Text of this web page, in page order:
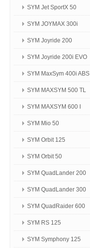
SYM Jet SportX 50
SYM JOYMAX 300i
SYM Joyride 200
SYM Joyride 200i EVO
SYM MaxSym 400i ABS
SYM MAXSYM 500 TL
SYM MAXSYM 600 I
SYM Mio 50
SYM Orbit 125
SYM Orbit 50
SYM QuadLander 200
SYM QuadLander 300
SYM QuadRaider 600
SYM RS 125
SYM Symphony 125